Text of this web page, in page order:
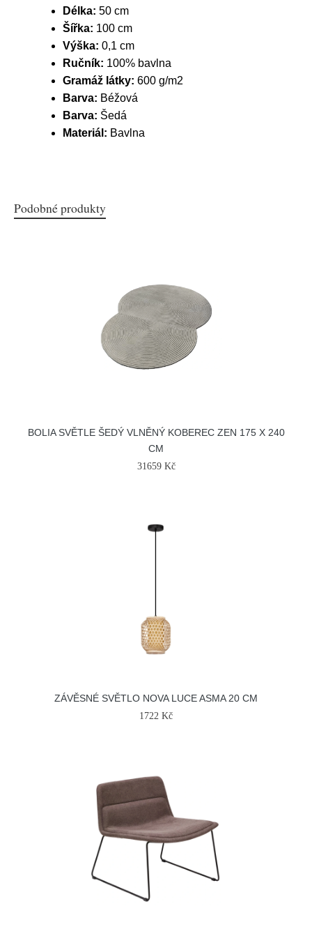
Délka: 50 cm
Šířka: 100 cm
Výška: 0,1 cm
Ručník: 100% bavlna
Gramáž látky: 600 g/m2
Barva: Béžová
Barva: Šedá
Materiál: Bavlna
Podobné produkty
BOLIA SVĚTLE ŠEDÝ VLNĚNÝ KOBEREC ZEN 175 X 240
CM
31659 Kč
ZÁVĚSNÉ SVĚTLO NOVA LUCE ASMA 20 CM
1722 Kč